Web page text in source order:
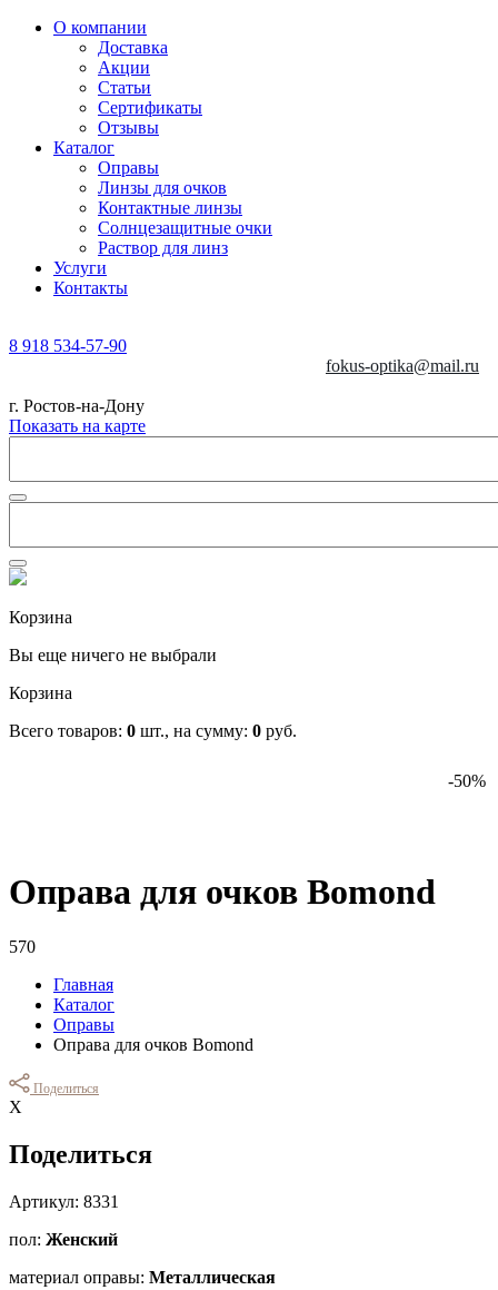
О компании
Доставка
Акции
Статьи
Сертификаты
Отзывы
Каталог
Оправы
Линзы для очков
Контактные линзы
Солнцезащитные очки
Раствор для линз
Услуги
Контакты
8 918 534-57-90
fokus-optika@mail.ru
г. Ростов-на-Дону
Показать на карте
Корзина
Вы еще ничего не выбрали
Корзина
Всего товаров: 0 шт., на сумму: 0 руб.
-50%
Оправа для очков Bomond
570
Главная
Каталог
Оправы
Оправа для очков Bomond
Поделиться
Х
Поделиться
Артикул: 8331
пол: Женский
материал оправы: Металлическая